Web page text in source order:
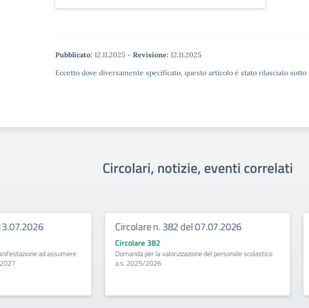
Pubblicato: 12.11.2025 - Revisione: 12.11.2025
Eccetto dove diversamente specificato, questo articolo è stato rilasciato
Circolari, notizie, eventi correlati
ad assumere
Circolare n. 382 del 07.07.2026
Circolare 382
Domanda per la valorizzazione del personale scolastico
a.s. 2025/2026